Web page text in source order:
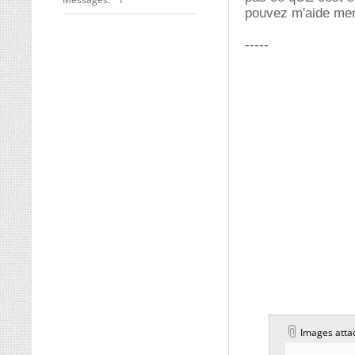
pouvez m'aide
-----
Images